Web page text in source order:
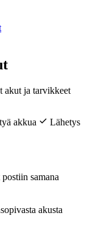
akut ja tarvikkeet
akkua
Lähetys
samana
akusta